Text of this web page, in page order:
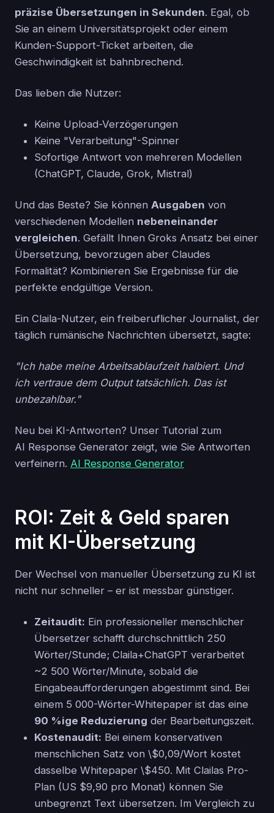
präzise Übersetzungen in Sekunden. Egal, ob
Sie an einem Universitätsprojekt oder einem
Kunden-Support-Ticket arbeiten, die
Geschwindigkeit ist bahnbrechend.
Das lieben die Nutzer:
Keine Upload-Verzögerungen
Keine "Verarbeitung"-Spinner
Sofortige Antwort von mehreren Modellen
(ChatGPT, Claude, Grok, Mistral)
Und das Beste? Sie können Ausgaben von
verschiedenen Modellen nebeneinander
vergleichen. Gefällt Ihnen Groks Ansatz bei einer
Übersetzung, bevorzugen aber Claudes
Formalität? Kombinieren Sie Ergebnisse für die
perfekte endgültige Version.
Ein Claila-Nutzer, ein freiberuflicher Journalist, der
täglich rumänische Nachrichten übersetzt, sagte:
"Ich habe meine Arbeitsablaufzeit halbiert. Und
ich vertraue dem Output tatsächlich. Das ist
unbezahlbar."
Neu bei KI-Antworten? Unser Tutorial zum
AI Response Generator zeigt, wie Sie Antworten
verfeinern. AI Response Generator
ROI: Zeit & Geld sparen
mit KI-Übersetzung
Der Wechsel von manueller Übersetzung zu KI ist
nicht nur schneller – er ist messbar günstiger.
Zeitaudit: Ein professioneller menschlicher
Übersetzer schafft durchschnittlich 250
Wörter/Stunde; Claila+ChatGPT verarbeitet
~2 500 Wörter/Minute, sobald die
Eingabeaufforderungen abgestimmt sind. Bei
einem 5 000-Wörter-Whitepaper ist das eine
90 %ige Reduzierung der Bearbeitungszeit.
Kostenaudit: Bei einem konservativen
menschlichen Satz von \$0,09/Wort kostet
dasselbe Whitepaper \$450. Mit Clailas Pro-
Plan (US $9,90 pro Monat) können Sie
unbegrenzt Text übersetzen. Im Vergleich zu